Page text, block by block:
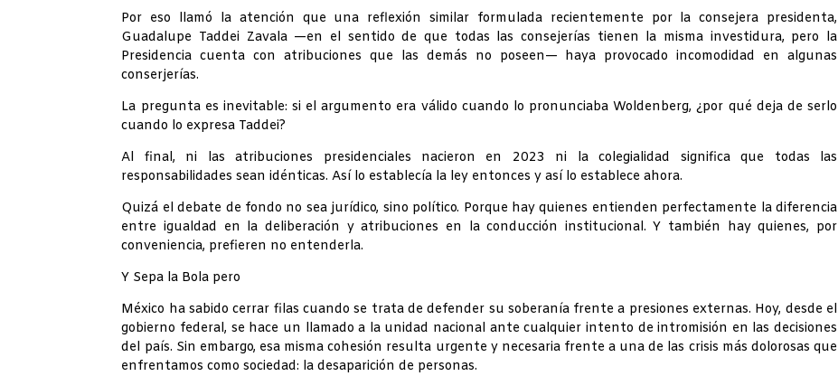
Por eso llamó la atención que una reflexión similar formulada recientemente por la consejera presidenta,
Guadalupe Taddei Zavala —en el sentido de que todas las consejerías tienen la misma investidura, pero la
Presidencia cuenta con atribuciones que las demás no poseen— haya provocado incomodidad en algunas
conserjerías.
La pregunta es inevitable: si el argumento era válido cuando lo pronunciaba Woldenberg, ¿por qué deja de serlo
cuando lo expresa Taddei?
Al final, ni las atribuciones presidenciales nacieron en 2023 ni la colegialidad significa que todas las
responsabilidades sean idénticas. Así lo establecía la ley entonces y así lo establece ahora.
Quizá el debate de fondo no sea jurídico, sino político. Porque hay quienes entienden perfectamente la diferencia
entre igualdad en la deliberación y atribuciones en la conducción institucional. Y también hay quienes, por
conveniencia, prefieren no entenderla.
Y Sepa la Bola pero
México ha sabido cerrar filas cuando se trata de defender su soberanía frente a presiones externas. Hoy, desde el
gobierno federal, se hace un llamado a la unidad nacional ante cualquier intento de intromisión en las decisiones
del país. Sin embargo, esa misma cohesión resulta urgente y necesaria frente a una de las crisis más dolorosas que
enfrentamos como sociedad: la desaparición de personas.